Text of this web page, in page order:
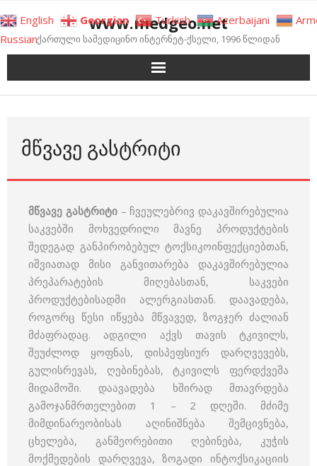
to
content
www.medgeo.net
ქართული სამედიცინო ინტერნეტ-ქსელი, 1996 წლიდან
ᲛᲬᲕᲐᲕᲔ ᲒᲐᲡᲢᲠᲘᲢᲘ
მწვავე გასტრიტი– ჩვეულებრივ დაკავშირებულია
საკვებში მოხვედრილი მავნე პროდუქტების
შედეგად განპირობებულ ტოქსიკოინფექციებთან,
იშვიათად მისი განვითარება დაკავშირებულია
პრეპარატების მიღებასთან, საკვები
პროდუქტებისადმი ალერგიასთან. დაავადება,
როგორც წესი იწყება მწვავედ, ზოგჯერ ძალიან
მძაფრადაც. ადგილი აქვს თავის ტკივილს,
შეუძლოდ ყოფნას, დისპეფსიურ დარღვევებს,
გულისრევას, ღებინებას, ტკივილს ფერდქვეშა
მიდამოში. დაავადება ხშირად მთავრდება
გამოჯანმრთელებით 1 – 2 დღეში. მძიმე
მიმდინარეობისას აღინიშნება შემცივნება,
ცხელება, განმეორებითი ღებინება, კუჭის
მოქმედების დარღვევა, ზოგადი ინტოქსიკაციის
English Georgian Turkish Azerbaijani
Russian